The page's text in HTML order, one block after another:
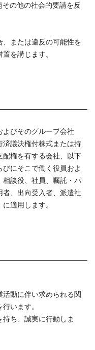
その他の社会的要請を反
、または違反の可能性を
を講じます。
よびそのグループ会社
済議決権付株式または持
権を有する会社、以下
にそこで働く役員およ
談役、社員、嘱託・パ
、出向受入者、派遣社
適用します。
動に伴い求められる関
います。
ち、誠実に行動しま